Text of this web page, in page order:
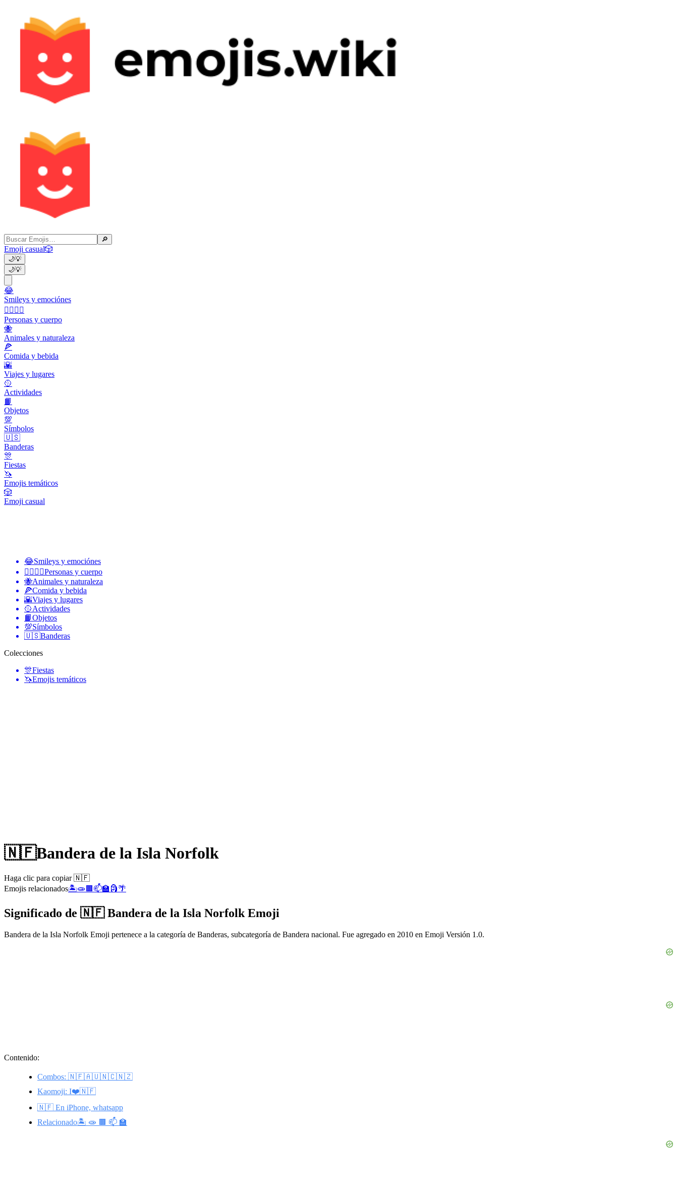
🔎
Emoji casual🎲
🌙💡
🌙💡
😂
Smileys y emociónes
👩‍❤️‍💋‍👨
Personas y cuerpo
🐝
Animales y naturaleza
🍕
Comida y bebida
🌇
Viajes y lugares
🥎
Actividades
📙
Objetos
💯
Símbolos
🇺🇸
Banderas
🎊
Fiestas
🦄
Emojis temáticos
🎲
Emoji casual
😂Smileys y emociónes
👩‍❤️‍💋‍👨Personas y cuerpo
🐝Animales y naturaleza
🍕Comida y bebida
🌇Viajes y lugares
🥎Actividades
📙Objetos
💯Símbolos
🇺🇸Banderas
Colecciones
🎊Fiestas
🦄Emojis temáticos
🇳🇫Bandera de la Isla Norfolk
Haga clic para copiar 🇳🇫
Emojis relacionados🏝️🧫 🟫 📫🏫 🗿🌴
Significado de 🇳🇫 Bandera de la Isla Norfolk Emoji
Bandera de la Isla Norfolk Emoji pertenece a la categoría de Banderas, subcategoría de Bandera nacional. Fue agregado en 2010 en Emoji Versión 1.0.
Contenido:
Combos: 🇳🇫🇦🇺🇳🇨🇳🇿
Kaomoji: I❤️🇳🇫
🇳🇫 En iPhone, whatsapp
Relacionado🏝️ 🧫 🟫 📫 🏫